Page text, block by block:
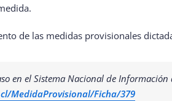
de las medidas provisionales
en el Sistema Nacional de Información
MedidaProvisional/Ficha/379